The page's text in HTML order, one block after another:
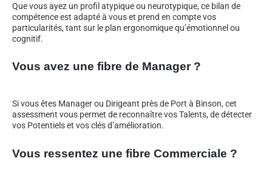
Que vous ayez un profil atypique ou neurotypique, ce bilan de
compétence est adapté à vous et prend en compte vos
particularités, tant sur le plan ergonomique qu’émotionnel ou
cognitif.
Vous avez une fibre de Manager ?
Si vous êtes Manager ou Dirigeant près de Port à Binson, cet
assessment vous permet de reconnaître vos Talents, de détecter
vos Potentiels et vos clés d’amélioration.
Vous ressentez une fibre Commerciale ?